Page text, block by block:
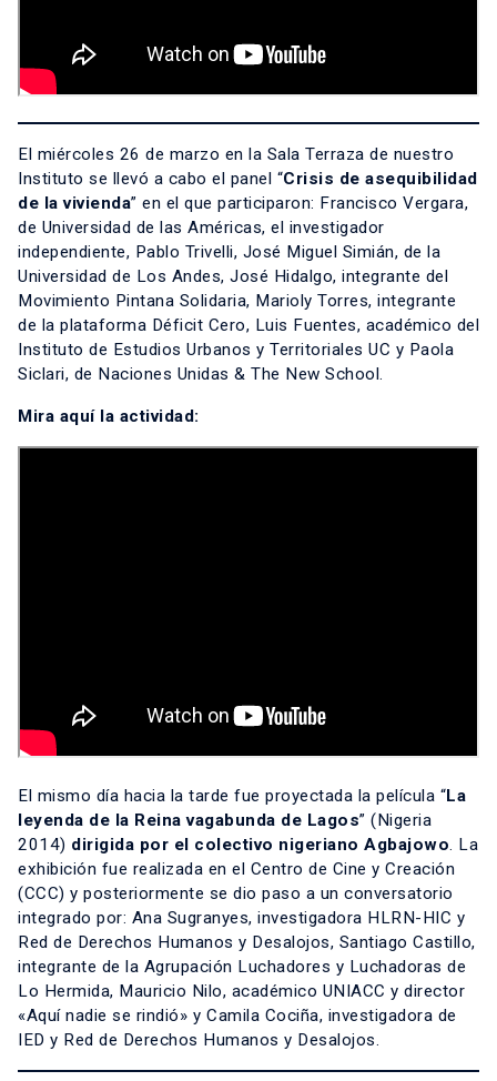
El miércoles 26 de marzo en la Sala Terraza de nuestro
Instituto se llevó a cabo el panel “Crisis de asequibilidad
de la vivienda” en el que participaron: Francisco Vergara,
de Universidad de las Américas, el investigador
independiente, Pablo Trivelli, José Miguel Simián, de la
Universidad de Los Andes, José Hidalgo, integrante del
Movimiento Pintana Solidaria, Marioly Torres, integrante
de la plataforma Déficit Cero, Luis Fuentes, académico del
Instituto de Estudios Urbanos y Territoriales UC y Paola
Siclari, de Naciones Unidas & The New School.
Mira aquí la actividad:
El mismo día hacia la tarde fue proyectada la película “La
leyenda de la Reina vagabunda de Lagos” (Nigeria
2014) dirigida por el colectivo nigeriano Agbajowo. La
exhibición fue realizada en el Centro de Cine y Creación
(CCC) y posteriormente se dio paso a un conversatorio
integrado por: Ana Sugranyes, investigadora HLRN-HIC y
Red de Derechos Humanos y Desalojos, Santiago Castillo,
integrante de la Agrupación Luchadores y Luchadoras de
Lo Hermida, Mauricio Nilo, académico UNIACC y director
«Aquí nadie se rindió» y Camila Cociña, investigadora de
IED y Red de Derechos Humanos y Desalojos.